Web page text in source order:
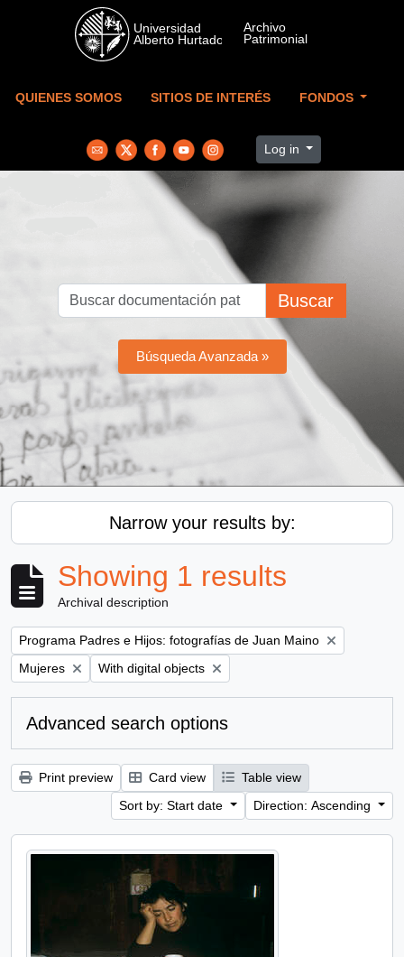
Skip to main content
QUIENES SOMOS SITIOS DE INTERÉS FONDOS
Log in
Buscar
Búsqueda Avanzada »
Narrow your results by:
Showing 1 results
Archival description
Remove filter:
Programa Padres e Hijos: fotografías de Juan Maino
Remove filter:
Mujeres Remove filter:
With digital objects
Advanced search options
Print preview Card view
Table view
Sort by: Start date
Direction: Ascending